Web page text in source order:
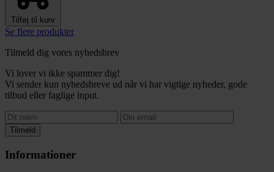
Tilføj til kurv
Se flere produkter
Tilmeld dig vores nyhedsbrev
Vi lover vi ikke spammer dig!
Vi sender kun nyhedsbreve ud når vi har vigtige nyheder, gode
tilbud eller faglige input.
Tilmeld
Informationer